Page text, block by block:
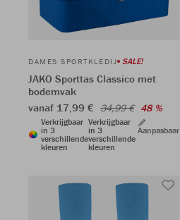
DAMES SPORTKLEDIJ SALE!
JAKO Sporttas Classico met
bodemvak
vanaf 17,99 € 34,99 € 48 %
Verkrijgbaar
in 3
verschillende
kleuren
Verkrijgbaar
in 3
verschillende
kleuren
Aanpasbaar